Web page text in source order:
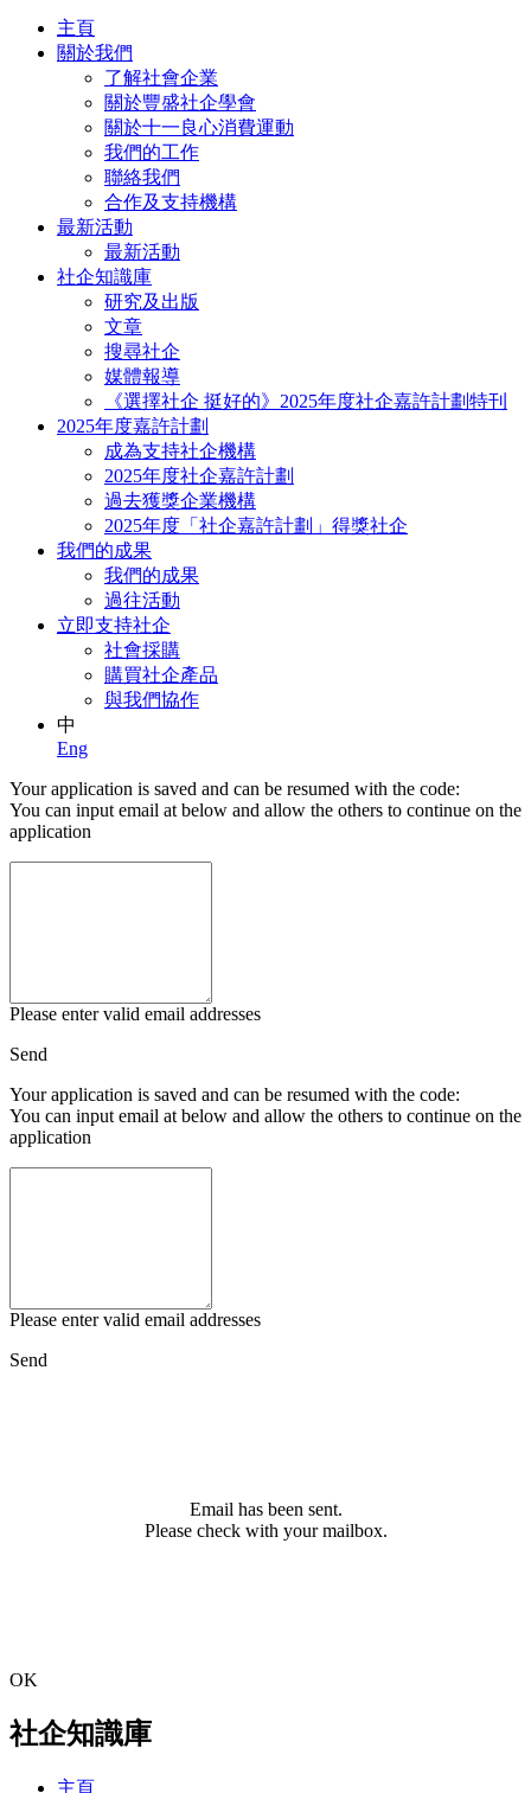
主頁
關於我們
了解社會企業
關於豐盛社企學會
關於十一良心消費運動
我們的工作
聯絡我們
合作及支持機構
最新活動
最新活動
社企知識庫
研究及出版
文章
搜尋社企
媒體報導
《選擇社企 挺好的》2025年度社企嘉許計劃特刊
2025年度嘉許計劃
成為支持社企機構
2025年度社企嘉許計劃
過去獲獎企業機構
2025年度「社企嘉許計劃」得獎社企
我們的成果
我們的成果
過往活動
立即支持社企
社會採購
購買社企產品
與我們協作
中
Eng
Your application is saved and can be resumed with the code:
You can input email at below and allow the others to continue on the
application
Please enter valid email addresses
Send
Your application is saved and can be resumed with the code:
You can input email at below and allow the others to continue on the
application
Please enter valid email addresses
Send
Email has been sent.
Please check with your mailbox.
OK
社企知識庫
主頁